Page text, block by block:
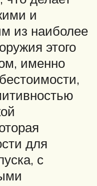
и
из наиболее
этого
именно
для
с